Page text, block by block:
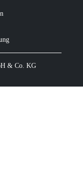
& Co. KG